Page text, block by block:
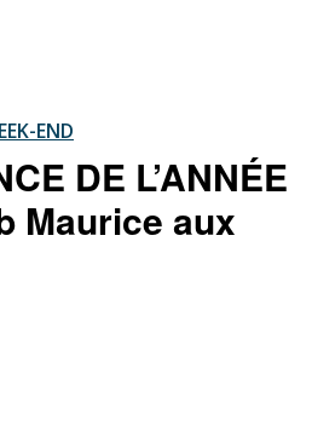
END
DE L’ANNÉE
Maurice aux